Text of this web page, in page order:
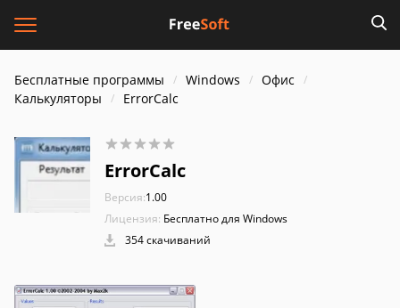
Бесплатные программы Windows
Офис
Калькуляторы
ErrorCalc
ErrorCalc
Версия:1.00
Лицензия: Бесплатно для Windows
354 скачиваний